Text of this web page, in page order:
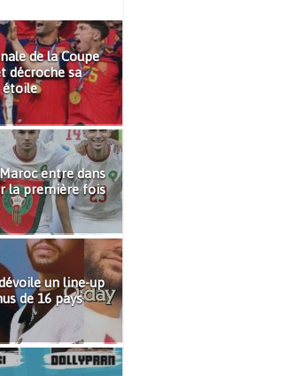
de la Coupe
décroche sa
étoile
entre dans
la première fois
un line-up
de 16 pays